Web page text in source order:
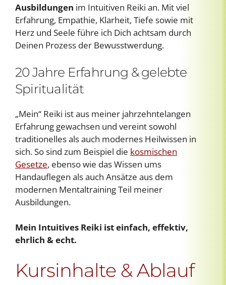
Ausbildungen im Intuitiven Reiki an. Mit viel
Erfahrung, Empathie, Klarheit, Tiefe sowie mit
Herz und Seele führe ich Dich achtsam durch
Deinen Prozess der Bewusstwerdung.
20 Jahre Erfahrung & gelebte
Spiritualität
„Mein“ Reiki ist aus meiner jahrzehntelangen
Erfahrung gewachsen und vereint sowohl
traditionelles als auch modernes Heilwissen in
sich. So sind zum Beispiel die kosmischen
Gesetze, ebenso wie das Wissen ums
Handauflegen als auch Ansätze aus dem
modernen Mentaltraining Teil meiner
Ausbildungen.
Mein Intuitives Reiki ist einfach, effektiv,
ehrlich & echt.
Kursinhalte & Ablauf